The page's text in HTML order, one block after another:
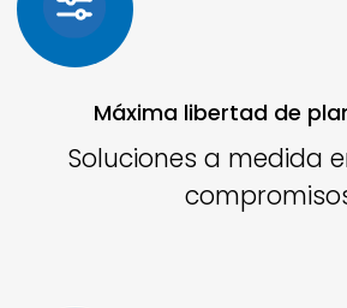
Máxima libertad de
Soluciones a medida